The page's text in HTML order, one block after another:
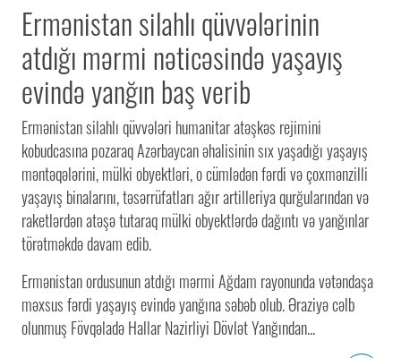
Ermənistan silahlı qüvvələrinin
atdığı mərmi nəticəsində yaşayış
evində yanğın baş verib
Ermənistan silahlı qüvvələri humanitar atəşkəs rejimini
kobudcasına pozaraq Azərbaycan əhalisinin sıx yaşadığı yaşayış
məntəqələrini, mülki obyektləri, o cümlədən fərdi və çoxmənzilli
yaşayış binalarını, təsərrüfatları ağır artilleriya qurğularından və
raketlərdən atəşə tutaraq mülki obyektlərdə dağıntı və yanğınlar
törətməkdə davam edib.
Ermənistan ordusunun atdığı mərmi Ağdam rayonunda vətəndaşa
məxsus fərdi yaşayış evində yanğına səbəb olub. Əraziyə cəlb
olunmuş Fövqəladə Hallar Nazirliyi Dövlət Yanğından...